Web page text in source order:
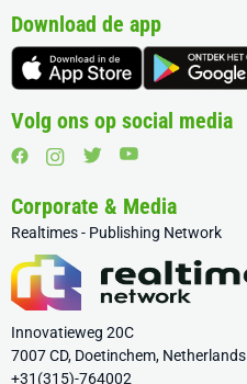
Download de app
Volg ons op social media
Corporate & Media
Realtimes - Publishing Network
Innovatieweg 20C
7007 CD, Doetinchem, Netherlands
+31(315)-764002